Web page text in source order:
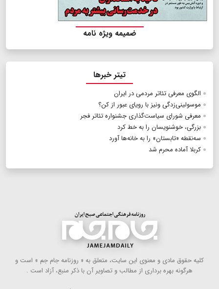
ضمیمه ویژه نامه
تیتر خبرها
الگوی معرفی تئاتر مردمی در ایران
موسولینی‌زدگی ونیز با رویای عبور از کن؟
معرفی شورای سیاست‌گذاری جشنواره تئاتر فجر
بزرگی، خوشنویسان را به خط کرد
سه‌نقطه «تابستان» را به خانه‌ها آورد
کربلا آماده محرم شد
كلیه حقوق مادی و معنوی این سایت، متعلق به « روزنامه جام جم » است و
هرگونه بهره ‌برداری از مطالب و تصاویر آن با ذكر منبع، آزاد است .